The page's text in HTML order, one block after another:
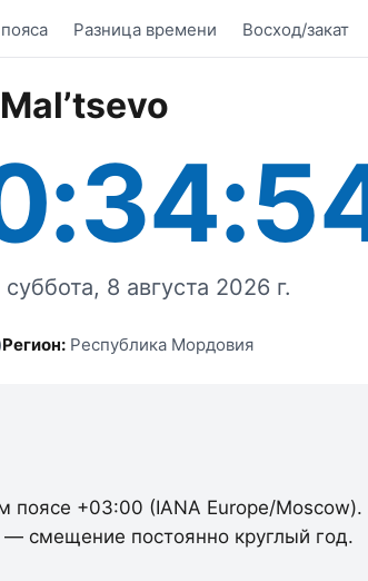
Разница времени Восход/закат
суббота, 8 августа 2026 г.
Регион: Республика Мордовия
поясе +03:00 (IANA Europe/
смещение постоянно круглый год.